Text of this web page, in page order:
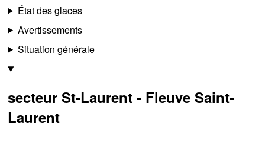
État des glaces
Avertissements
Situation générale
secteur St-Laurent - Fleuve Saint-
Laurent